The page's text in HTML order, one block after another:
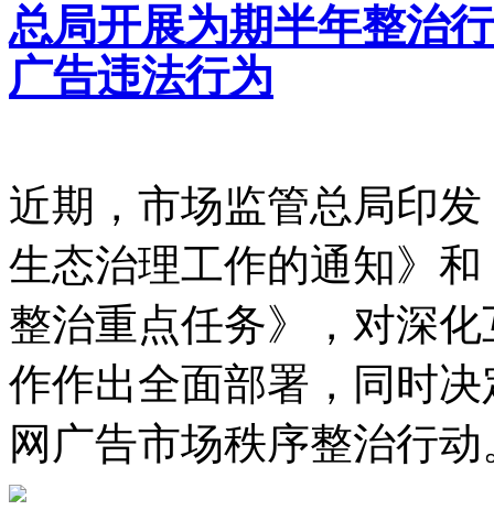
总局开展为期半年整治
广告违法行为
近期，市场监管总局印
生态治理工作的通知》
整治重点任务》，对深
作作出全面部署，同时
网广告市场秩序整治行动